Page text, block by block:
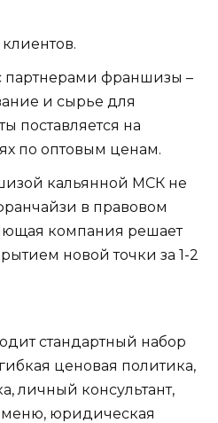
партнерами франшизы –
и сырье для
поставляется на
по оптовым ценам.
кальянной МСК не
в правовом
компания решает
новой точки за 1-2
стандартный набор
ценовая политика,
личный консультант,
меню, юридическая